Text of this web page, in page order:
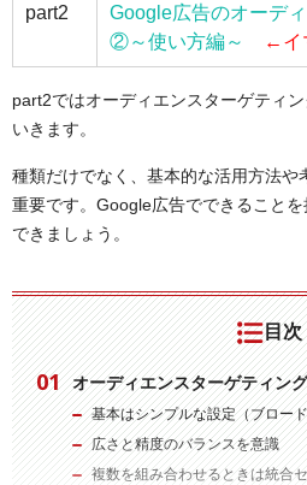
part2
Google広告のオーデ
②～使い方編～
←イ
part2ではオーディエンスターゲティ
いきます。
種類だけでなく、基本的な活用方法や
重要です。Google広告でできること
できましょう。
目次
オーディエンスターゲティン
基本はシンプルな設定（ブロー
広さと精度のバランスを意識
複数を組み合わせるときは統合